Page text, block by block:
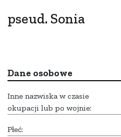
pseud. Sonia
Dane osobowe
Inne nazwiska w czasie
okupacji lub po wojnie:
Płeć: